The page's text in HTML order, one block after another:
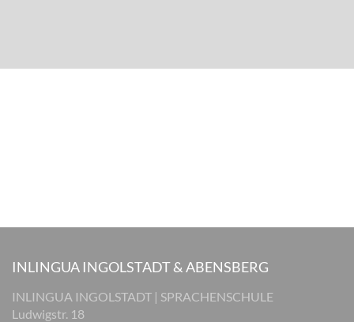
INLINGUA INGOLSTADT & ABENSBERG
INLINGUA INGOLSTADT | SPRACHENSCHULE
Ludwigstr. 18